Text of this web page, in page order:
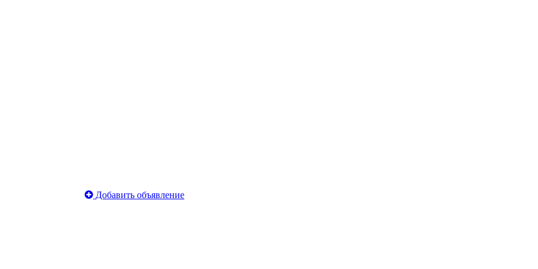
Добавить объявление